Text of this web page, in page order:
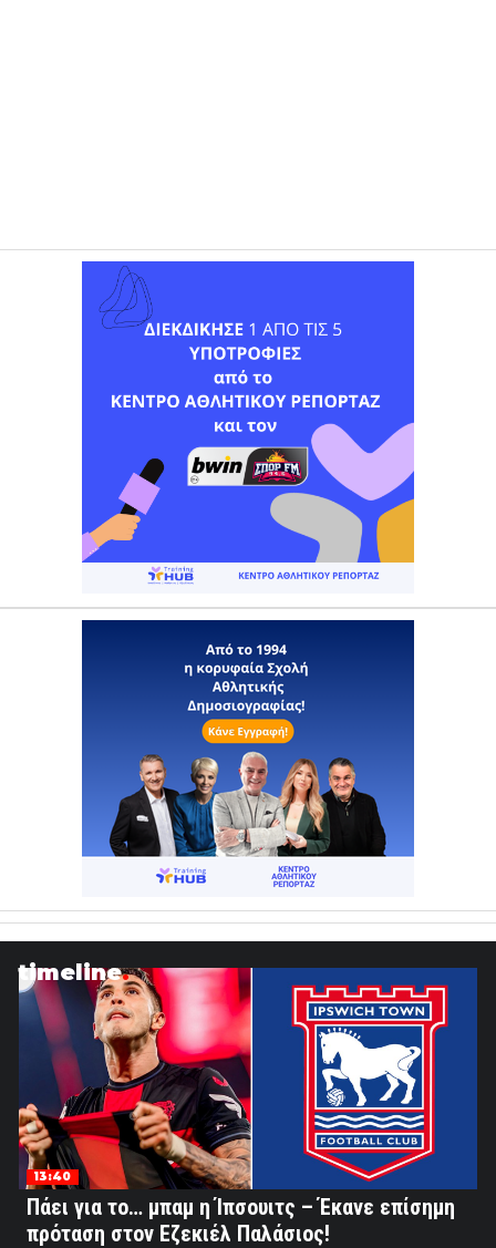
timeline
13:40
Πάει για το… μπαμ η Ίπσουιτς – Έκανε επίσημη
πρόταση στον Εζεκιέλ Παλάσιος!